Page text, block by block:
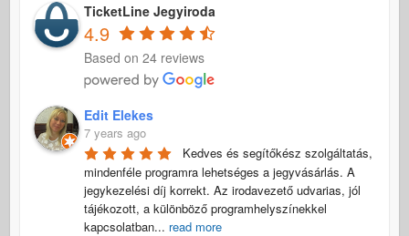
TicketLine Jegyiroda
4.9
Based on 24 reviews
Edit Elekes
7 years ago
Kedves és segítőkész szolgáltatás,
mindenféle programra lehetséges a jegyvásárlás. A
jegykezelési díj korrekt. Az irodavezető udvarias, jól
tájékozott, a különböző programhelyszínekkel
kapcsolatban... read more